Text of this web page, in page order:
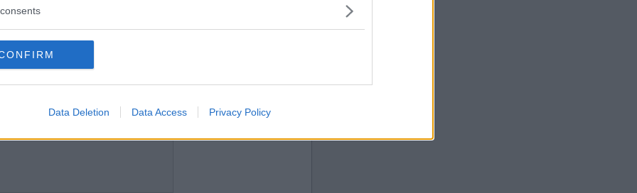
Data Deletion Data Access Privacy Policy